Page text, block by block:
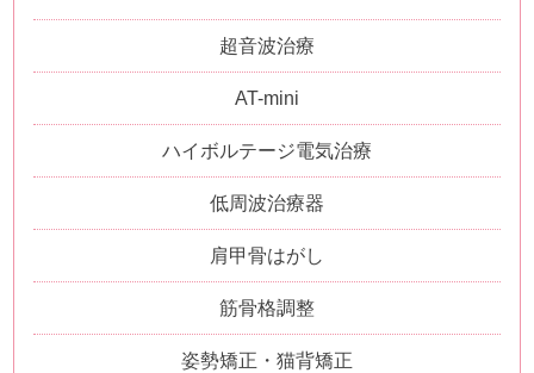
超音波治療
AT-mini
ハイボルテージ電気治療
低周波治療器
肩甲骨はがし
筋骨格調整
姿勢矯正・猫背矯正